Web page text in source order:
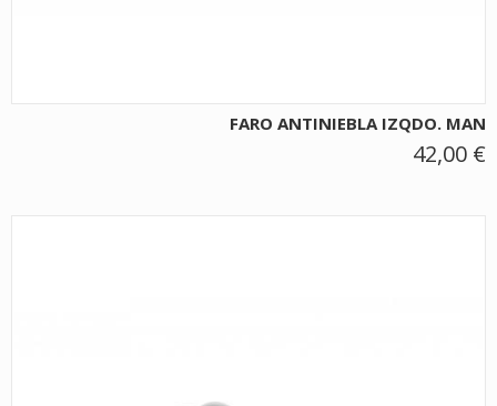
FARO ANTINIEBLA IZQDO. MAN
42,00 €